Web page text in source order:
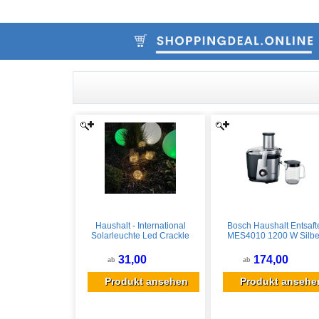
Haushalt - International
Solarleuchte Led Crackle
ab 31,00
Produkt ansehen
Bosch Haushalt
MES4010 1200 W
ab 174,00
Produkt